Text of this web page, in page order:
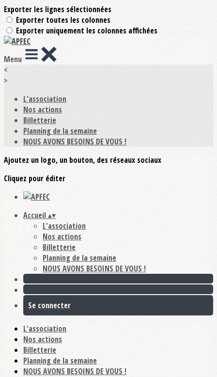
Exporter les lignes sélectionnées
Exporter toutes les colonnes
Exporter uniquement les colonnes affichées
Menu
<
>
L'association
Nos actions
Billetterie
Planning de la semaine
NOUS AVONS BESOINS DE VOUS !
Ajoutez un logo, un bouton, des réseaux sociaux
Cliquez pour éditer
Accueil ▴▾
L'association
Nos actions
Billetterie
Planning de la semaine
NOUS AVONS BESOINS DE VOUS !
Se connecter
L'association
Nos actions
Billetterie
Planning de la semaine
NOUS AVONS BESOINS DE VOUS !